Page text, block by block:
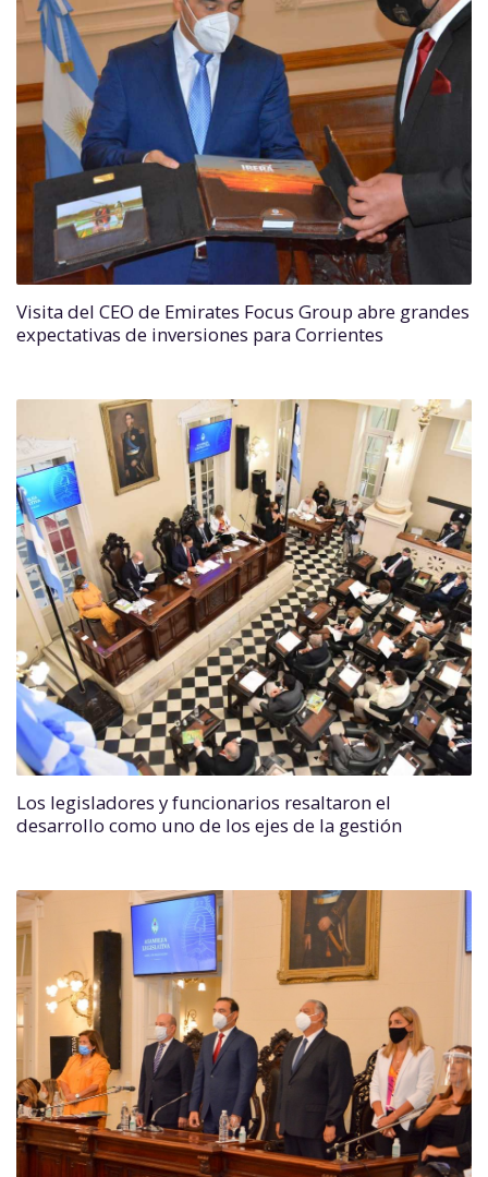
Visita del CEO de Emirates Focus Group abre grandes
expectativas de inversiones para Corrientes
Los legisladores y funcionarios resaltaron el
desarrollo como uno de los ejes de la gestión